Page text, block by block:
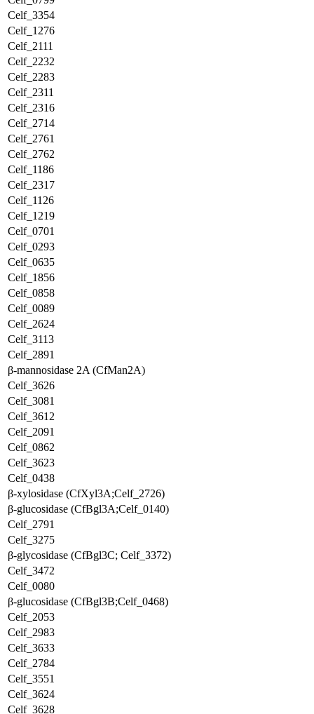
Celf_3354
Celf_1276
Celf_2111
Celf_2232
Celf_2283
Celf_2311
Celf_2316
Celf_2714
Celf_2761
Celf_2762
Celf_1186
Celf_2317
Celf_1126
Celf_1219
Celf_0701
Celf_0293
Celf_0635
Celf_1856
Celf_0858
Celf_0089
Celf_2624
Celf_3113
Celf_2891
β-mannosidase 2A (CfMan2A)
Celf_3626
Celf_3081
Celf_3612
Celf_2091
Celf_0862
Celf_3623
Celf_0438
β-xylosidase (CfXyl3A;Celf_2726)
β-glucosidase (CfBgl3A;Celf_0140)
Celf_2791
Celf_3275
β-glycosidase (CfBgl3C; Celf_3372)
Celf_3472
Celf_0080
β-glucosidase (CfBgl3B;Celf_0468)
Celf_2053
Celf_2983
Celf_3633
Celf_2784
Celf_3551
Celf_3624
Celf_3628